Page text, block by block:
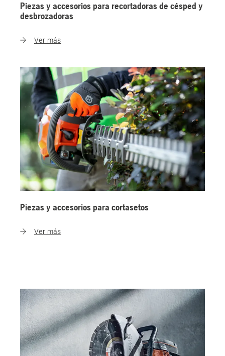
Piezas y accesorios para recortadoras de césped y
desbrozadoras
Ver más
Piezas y accesorios para cortasetos
Ver más